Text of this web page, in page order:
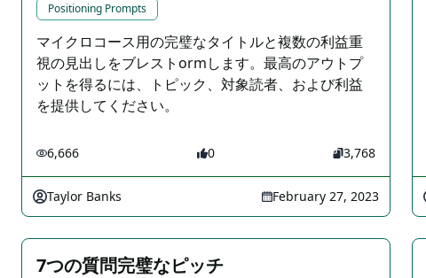
Positioning Prompts
マイクロコース用の完璧なタイトルと複数の利益重
視の見出しをブレストormします。最高のアウトプ
ットを得るには、トピック、対象読者、および利益
を提供してください。
6,666 0 3,768
Taylor Banks February 27, 2023
7つの質問完璧なピッチ